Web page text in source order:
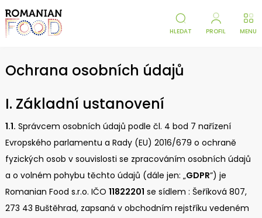
HLEDAT PROFIL MENU
Ochrana osobních údajů
I. Základní ustanovení
1.1. Správcem osobních údajů podle čl. 4 bod 7 nařízení
Evropského parlamentu a Rady (EU) 2016/679 o ochraně
fyzických osob v souvislosti se zpracováním osobních údajů
a o volném pohybu těchto údajů (dále jen: „GDPR”) je
Romanian Food s.r.o. IČO 11822201 se sídlem : Šeříková 807,
273 43 Buštěhrad, zapsaná v obchodním rejstříku vedeném